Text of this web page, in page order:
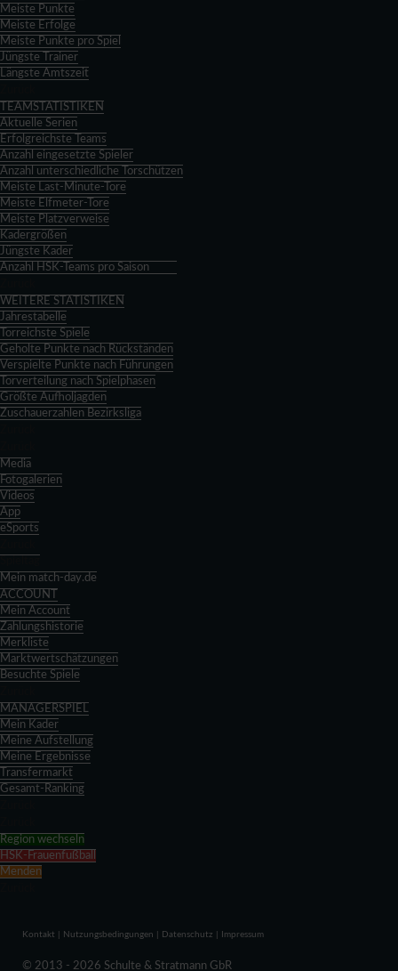
Meiste Punkte
Meiste Erfolge
Meiste Punkte pro Spiel
Jüngste Trainer
Längste Amtszeit
TEAMSTATISTIKEN
Aktuelle Serien
Erfolgreichste Teams
Anzahl eingesetzte Spieler
Anzahl unterschiedliche Torschützen
Meiste Last-Minute-Tore
Meiste Elfmeter-Tore
Meiste Platzverweise
Kadergrößen
Jüngste Kader
Anzahl HSK-Teams pro Saison
WEITERE STATISTIKEN
Jahrestabelle
Torreichste Spiele
Geholte Punkte nach Rückständen
Verspielte Punkte nach Führungen
Torverteilung nach Spielphasen
Größte Aufholjagden
Zuschauerzahlen Bezirksliga
Media
Fotogalerien
Videos
App
eSports
Mein match-day.de
ACCOUNT
Mein Account
Zahlungshistorie
Merkliste
Marktwertschätzungen
Besuchte Spiele
MANAGERSPIEL
Mein Kader
Meine Aufstellung
Meine Ergebnisse
Transfermarkt
Gesamt-Ranking
Region wechseln
HSK-Frauenfußball
Menden
Kontakt Nutzungsbedingungen Datenschutz Impressum
© 2013 - 2026 Schulte & Stratmann GbR